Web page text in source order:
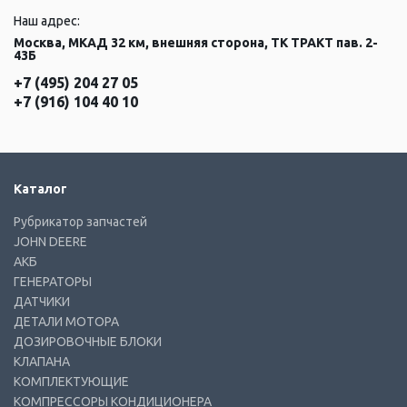
Наш адрес:
Москва, МКАД 32 км, внешняя сторона, ТК ТРАКТ пав. 2-
43Б
+7 (495) 204 27 05
+7 (916) 104 40 10
Каталог
Рубрикатор запчастей
JOHN DEERE
АКБ
ГЕНЕРАТОРЫ
ДАТЧИКИ
ДЕТАЛИ МОТОРА
ДОЗИРОВОЧНЫЕ БЛОКИ
КЛАПАНА
КОМПЛЕКТУЮЩИЕ
КОМПРЕССОРЫ КОНДИЦИОНЕРА